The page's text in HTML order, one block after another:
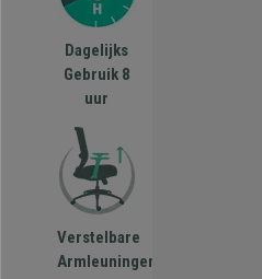
Dagelijks
Gebruik 8
uur
Verstelbare
Armleuningen